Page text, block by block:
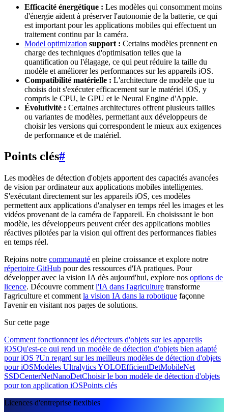
Efficacité énergétique : Les modèles qui consomment moins
d'énergie aident à préserver l'autonomie de la batterie, ce qui
est important pour les applications mobiles qui effectuent un
traitement continu par la caméra.
Model optimization support : Certains modèles prennent en
charge des techniques d'optimisation telles que la
quantification ou l'élagage, ce qui peut réduire la taille du
modèle et améliorer les performances sur les appareils iOS.
Compatibilité matérielle : L'architecture de modèle que tu
choisis doit s'exécuter efficacement sur le matériel iOS, y
compris le CPU, le GPU et le Neural Engine d'Apple.
Évolutivité : Certaines architectures offrent plusieurs tailles
ou variantes de modèles, permettant aux développeurs de
choisir les versions qui correspondent le mieux aux exigences
de performance et de matériel.
Points clés#
Les modèles de détection d'objets apportent des capacités avancées
de vision par ordinateur aux applications mobiles intelligentes.
S'exécutant directement sur les appareils iOS, ces modèles
permettent aux applications d'analyser en temps réel les images et les
vidéos provenant de la caméra de l'appareil. En choisissant le bon
modèle, les développeurs peuvent créer des applications mobiles
réactives pilotées par la vision qui offrent des performances fiables
en temps réel.
Rejoins notre communauté en pleine croissance et explore notre
répertoire GitHub pour des ressources d'IA pratiques. Pour
développer avec la vision IA dès aujourd'hui, explore nos options de
licence. Découvre comment l'IA dans l'agriculture transforme
l'agriculture et comment la vision IA dans la robotique façonne
l'avenir en visitant nos pages de solutions.
Sur cette page
Comment fonctionnent les détecteurs d'objets sur les appareils
iOSQu'est-ce qui rend un modèle de détection d'objets bien adapté
pour iOS ?Un regard sur les meilleurs modèles de détection d'objets
pour iOSModèles Ultralytics YOLOEfficientDetMobileNet
SSDCenterNetNanoDetChoisir le bon modèle de détection d'objets
pour ton application iOSPoints clés
Licences d'entreprise flexibles